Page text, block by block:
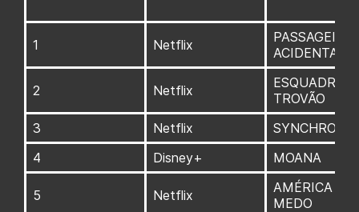
1 Netflix
PASSAGEIRO
ACIDENTAL
2 Netflix
ESQUADRÃO
TROVÃO
3
Netflix
SYNCHRONIC
4
Disney+ MOANA
5 Netflix
AMÉRICA DO
MEDO